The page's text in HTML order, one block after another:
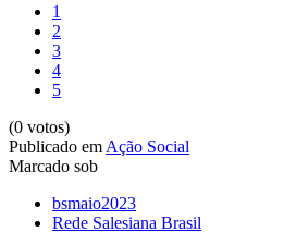
1
2
3
4
5
(0 votos)
Publicado em Ação Social
Marcado sob
bsmaio2023
Rede Salesiana Brasil